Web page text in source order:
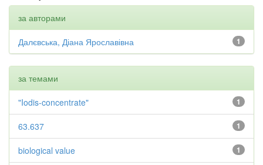
за авторами
1
Далєвська, Діана Ярославівна
за темами
1
"Iodis-concentrate"
1
63.637
1
biological value